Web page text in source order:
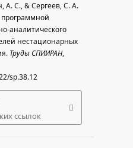
А. С., & Сергеев, С. А.
аналитического
нестационарных
Труды СПИИРАН,
sp.38.12
ссылок